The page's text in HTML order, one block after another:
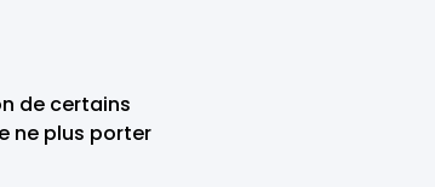
de certains
ne plus porter